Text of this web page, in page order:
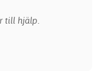
till hjälp.